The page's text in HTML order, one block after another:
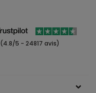
(4.8/5 - 24817 avis)